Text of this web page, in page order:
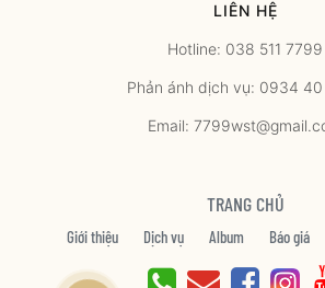
LIÊN HỆ
Hotline: 038 511 7799
Phản ánh dịch vụ: 0934
Email:
TRANG CHỦ
Giới thiệu Dịch vụ Album Báo giá